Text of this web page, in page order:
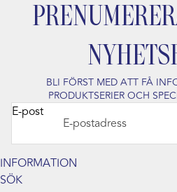
BLI FÖRST MED ATT FÅ
PRODUKTSERIER OCH
E-post
INFORMATION
SÖK